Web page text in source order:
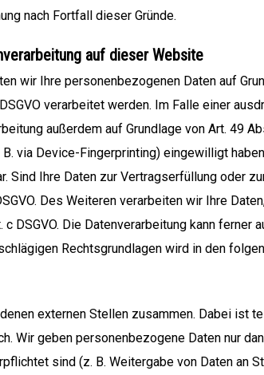
nach Fortfall dieser Gründe.
auf dieser Website
wir Ihre personenbezogenen Daten auf
verarbeitet werden. Im Falle einer
außerdem auf Grundlage von Art. 49
via Device-Fingerprinting) eingewilligt
Ihre Daten zur Vertragserfüllung oder
Des Weiteren verarbeiten wir Ihre
DSGVO. Die Datenverarbeitung kann
Rechtsgrundlagen wird in den
externen Stellen zusammen. Dabei ist
Wir geben personenbezogene Daten nur
sind (z. B. Weitergabe von Daten an